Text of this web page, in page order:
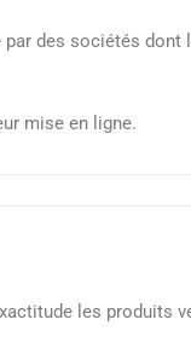
des sociétés
mise en ligne.
les produits